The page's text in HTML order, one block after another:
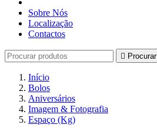
Sobre Nós
Localização
Contactos
 Procurar
Início
Bolos
Aniversários
Imagem & Fotografia
Espaço (Kg)